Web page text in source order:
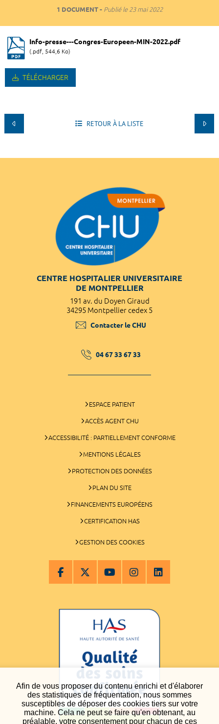
Afin de vous proposer du contenu enrichi et d'élaborer
des statistiques de fréquentation, nous sommes
susceptibles de déposer des cookies tiers sur votre
machine. Cela ne peut se faire qu'en obtenant, au
préalable, votre consentement pour chacun de ces
1 DOCUMENT Publié le23 mai 2022
Info-presse---Congres-Europeen-MIN-2022.pdf
(.pdf, 544,6 Ko)
TÉLÉCHARGER
RETOUR À LA LISTE
CENTRE HOSPITALIER UNIVERSITAIRE
DE MONTPELLIER
191 av. du Doyen Giraud
34295 Montpellier cedex 5
Contacter le CHU
04 67 33 67 33
ESPACE PATIENT
ACCÈS AGENT CHU
ACCESSIBILITÉ : PARTIELLEMENT CONFORME
MENTIONS LÉGALES
PROTECTION DES DONNÉES
PLAN DU SITE
FINANCEMENTS EUROPÉENS
CERTIFICATION HAS
GESTION DES COOKIES